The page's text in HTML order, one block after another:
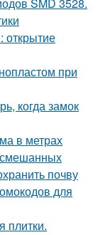
SMD 3528.
открытие
при
когда замок
в метрах
почву
для
плитки.